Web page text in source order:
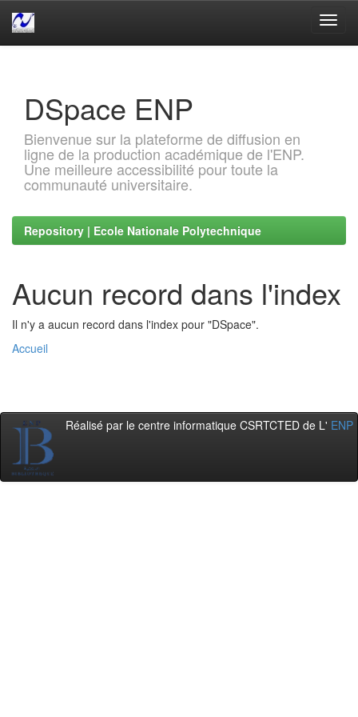
DSpace ENP
Bienvenue sur la plateforme de diffusion en
ligne de la production académique de l'ENP.
Une meilleure accessibilité pour toute la
communauté universitaire.
Repository | Ecole Nationale Polytechnique
Aucun record dans l'index
Il n'y a aucun record dans l'index pour "DSpace".
Accueil
Réalisé par le centre informatique CSRTCTED de L' ENP